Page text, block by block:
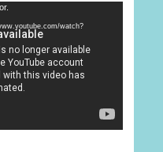
watch?